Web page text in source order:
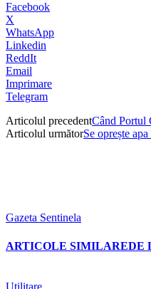
Facebook
X
WhatsApp
Linkedin
ReddIt
Email
Imprimare
Telegram
Articolul precedentCând Portul
Articolul următorSe oprește
Gazeta Sentinela
ARTICOLE SIMILAREDE
Utilitare